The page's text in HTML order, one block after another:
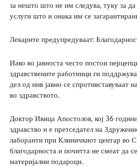
за нешто што не им следува, туку за да
услуги што и онака им се
Лекарите предупредуваат:
Иако во јавноста често постои
здравствените работници ги
дел од нив јавно се спротивставуваат
во здравството.
Доктор Ивица Апостолов, кој 36
здравство и е претседател на
лаборанти при Клиничкиот центар во
благодарноста и почитта не смеат да
материјални подароци.